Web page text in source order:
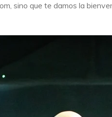
sino que te damos la